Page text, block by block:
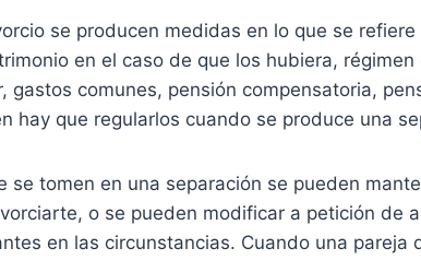
se producen medidas en lo que se
en el caso de que los hubiera,
gastos comunes, pensión compensatoria,
hay que regularlos cuando se produce una
se tomen en una separación se pueden
o se pueden modificar a petición de
en las circunstancias. Cuando una pareja